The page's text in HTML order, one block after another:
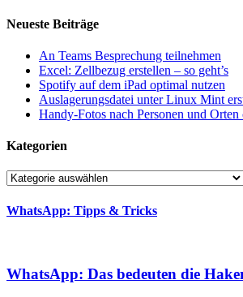
Neueste Beiträge
An Teams Besprechung teilnehmen
Excel: Zellbezug erstellen – so geht’s
Spotify auf dem iPad optimal nutzen
Auslagerungsdatei unter Linux Mint
Handy-Fotos nach Personen und Orten
Kategorien
Kategorien
WhatsApp: Tipps & Tricks
WhatsApp: Das bedeuten die